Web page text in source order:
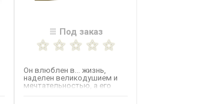
Под заказ
Он влюблен в... жизнь,
наделен великодушием и
мечтательностью, а его